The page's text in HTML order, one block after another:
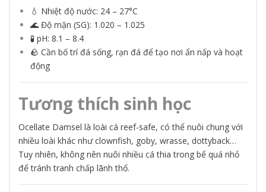
💧 Nhiệt độ nước: 24 – 27°C
🌊 Độ mặn (SG): 1.020 – 1.025
🧪 pH: 8.1 – 8.4
🪨 Cần bố trí đá sống, rạn đá để tạo nơi ẩn nấp và hoạt
động
Tương thích sinh học
Ocellate Damsel là loài cá reef-safe, có thể nuôi chung với
nhiều loài khác như clownfish, goby, wrasse, dottyback…
Tuy nhiên, không nên nuôi nhiều cá thia trong bể quá nhỏ
để tránh tranh chấp lãnh thổ.